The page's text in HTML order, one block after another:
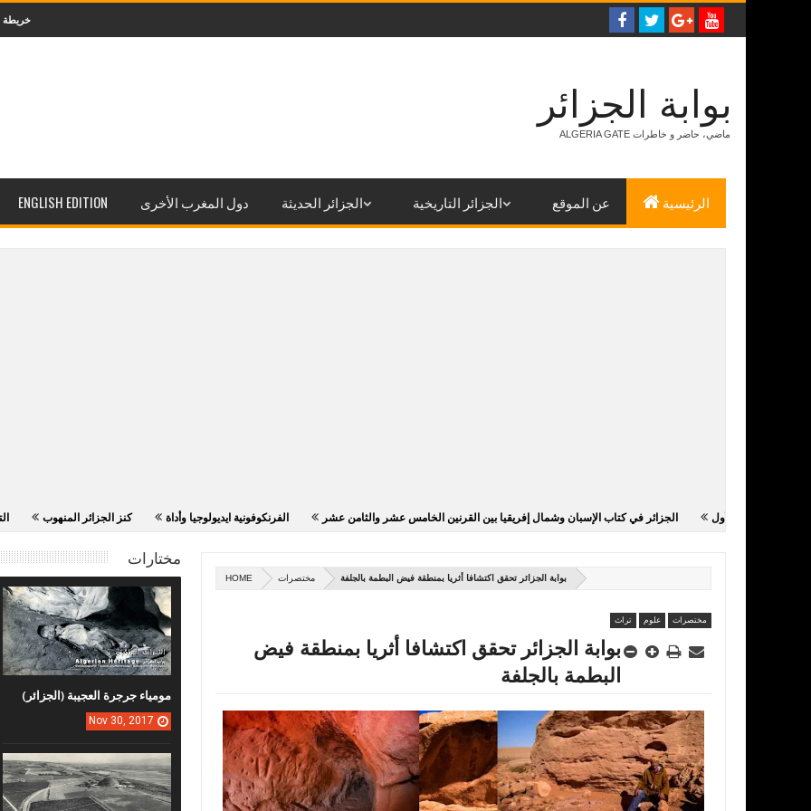
خريطة
بوابة الجزائر
ALGERIA GATE ماضي، حاضر و خاطرات
الرئيسية عن الموقع الجزائر التاريخية الجزائر الحديثة دول المغرب الأخرى ENGLISH EDITION
كنز الجزائر المنهوب الفرنكوفونية ايديولوجيا وأداة الجزائر في كتاب الإسبان وشمال إفريقيا بين القرنين الخامس عشر والثامن عشر الإحتلال الفرنسي - الجزء الأول
HOME مختصرات بوابة الجزائر تحقق اكتشافا أثريا بمنطقة فيض البطمة بالجلفة
تراث علوم مختصرات
بوابة الجزائر تحقق اكتشافا أثريا بمنطقة فيض
البطمة بالجلفة
مختارات
مومياء جرجرة العجيبة (الجزائر)
Nov 30, 2017